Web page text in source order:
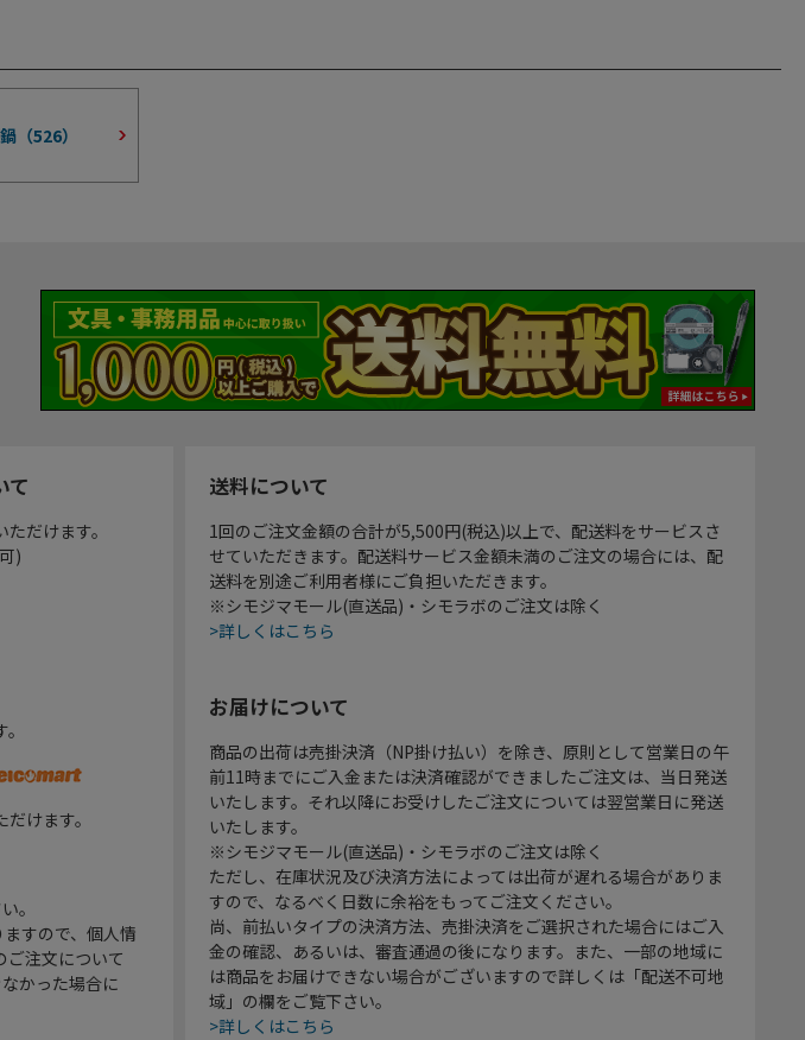
（526）
て
だけます。
)
けます。
。
すので、個人情
ご注文について
かった場合に
送料について
1回のご注文金額の合計が5,500円(税込)以上で、配送料をサービスさ
せていただきます。配送料サービス金額未満のご注文の場合には、配
送料を別途ご利用者様にご負担いただきます。
※シモジマモール(直送品)・シモラボのご注文は除く
>詳しくはこちら
お届けについて
商品の出荷は売掛決済（NP掛け払い）を除き、原則として営業日の午
前11時までにご入金または決済確認ができましたご注文は、当日発送
いたします。それ以降にお受けしたご注文については翌営業日に発送
いたします。
※シモジマモール(直送品)・シモラボのご注文は除く
ただし、在庫状況及び決済方法によっては出荷が遅れる場合がありま
すので、なるべく日数に余裕をもってご注文ください。
尚、前払いタイプの決済方法、売掛決済をご選択された場合にはご入
金の確認、あるいは、審査通過の後になります。また、一部の地域に
は商品をお届けできない場合がございますので詳しくは「配送不可地
域」の欄をご覧下さい。
>詳しくはこちら